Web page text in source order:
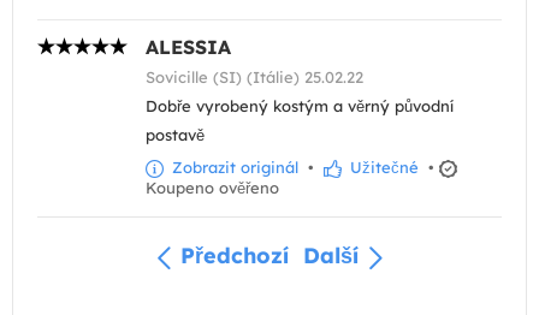
ALESSIA
Sovicille (SI) (Itálie) 25.02.22
Dobře vyrobený kostým a věrný původní
postavě
Zobrazit originál • Užitečné •
Koupeno ověřeno
Předchozí Další